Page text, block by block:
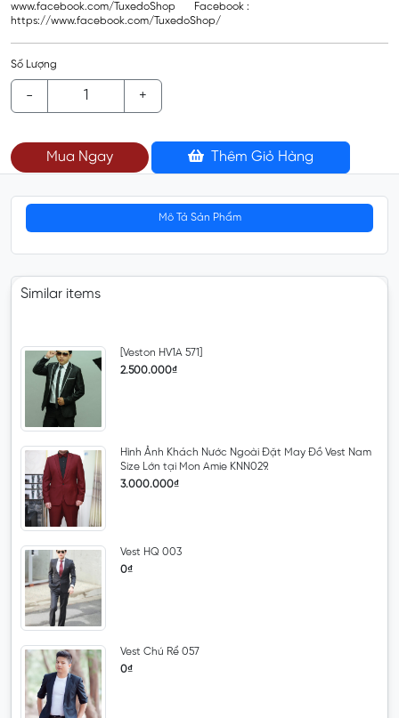
www.facebook.com/TuxedoShop Facebook :
https://www.facebook.com/TuxedoShop/
Số Lượng
- +
Mua Ngay Thêm Giỏ Hàng
Mô Tả Sản Phẩm
Similar items
[Veston HV1A 571]
2.500.000₫
Hình Ảnh Khách Nước Ngoài Đặt May Đồ Vest Nam
Size Lớn tại Mon Amie KNN029.
3.000.000₫
Vest HQ 003
0₫
Vest Chú Rể 057
0₫